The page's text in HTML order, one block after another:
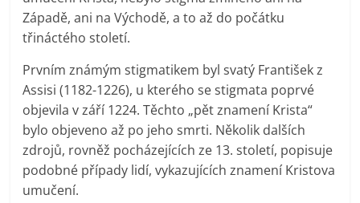
Západě, ani na Východě, a to až do počátku
třináctého století.
Prvním známým stigmatikem byl svatý František z
Assisi (1182-1226), u kterého se stigmata poprvé
objevila v září 1224. Těchto „pět znamení Krista“
bylo objeveno až po jeho smrti. Několik dalších
zdrojů, rovněž pocházejících ze 13. století, popisuje
podobné případy lidí, vykazujících znamení Kristova
umučení.